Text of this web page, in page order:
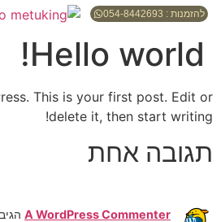
להזמנות : 054-8442693
Hello world!
This is your first post. Edit or
delete it, then start writing!
תגובה אחת
A WordPress Commenter